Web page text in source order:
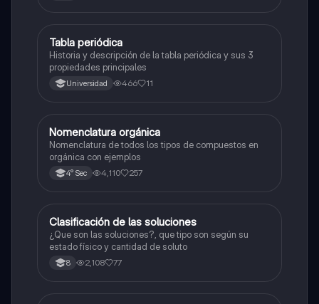
Química
Tabla periódica
Historia y descripción de la tabla periódica y sus 3
propiedades principales
Universidad 466 11
Química
Nomenclatura orgánica
Nomenclatura de todos los tipos de compuestos en
orgánica con ejemplos
4° Sec 4,110 257
Química
Clasificación de las soluciones
¿Que son las soluciones?, que tipo son según su
estado físico y cantidad de soluto
8 2,108 77